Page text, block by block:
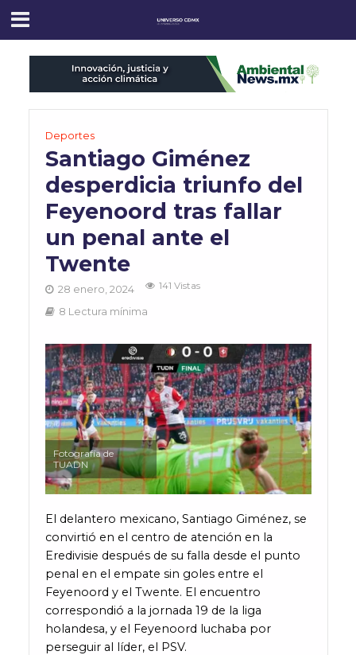
Deportes
Santiago Giménez
desperdicia triunfo del
Feyenoord tras fallar
un penal ante el
Twente
28 enero, 2024 141 Vistas
8 Lectura mínima
Fotografía de
TUADN
El delantero mexicano, Santiago Giménez, se
convirtió en el centro de atención en la
Eredivisie después de su falla desde el punto
penal en el empate sin goles entre el
Feyenoord y el Twente. El encuentro
correspondió a la jornada 19 de la liga
holandesa, y el Feyenoord luchaba por
perseguir al líder, el PSV.